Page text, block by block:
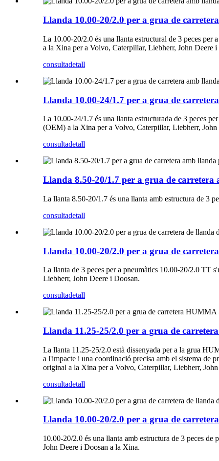
Llanda 10.00-20/2.0 per a grua de
La 10.00-20/2.0 és una llanta estructural de 3 peces
a la Xina per a Volvo, Caterpillar, Liebherr, John Deere i
consultadetall
Llanda 10.00-24/1.7 per a grua de
La 10.00-24/1.7 és una llanta estructurada de 3 peces
(OEM) a la Xina per a Volvo, Caterpillar, Liebherr, John
consultadetall
Llanda 8.50-20/1.7 per a grua de
La llanta 8.50-20/1.7 és una llanta amb estructura de 3
consultadetall
Llanda 10.00-20/2.0 per a grua de
La llanta de 3 peces per a pneumàtics 10.00-20/2.0 TT
Liebherr, John Deere i Doosan.
consultadetall
Llanda 11.25-25/2.0 per a grua de
La llanta 11.25-25/2.0 està dissenyada per a la grua
a l'impacte i una coordinació precisa amb el sistema de
original a la Xina per a Volvo, Caterpillar, Liebherr,
consultadetall
Llanda 10.00-20/2.0 per a grua de
10.00-20/2.0 és una llanta amb estructura de 3 peces
John Deere i Doosan a la Xina.